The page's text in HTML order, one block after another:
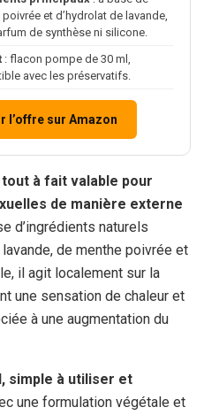
et d’hydrolat de lavande,
de synthèse ni silicone.
: flacon pompe de 30 ml,
avec les préservatifs.
l’offre sur Amazon
à fait valable pour
de manière externe
d’ingrédients naturels
de menthe poivrée et
il agit localement sur la
une sensation de chaleur et
à une augmentation du
simple à utiliser et
une formulation végétale et